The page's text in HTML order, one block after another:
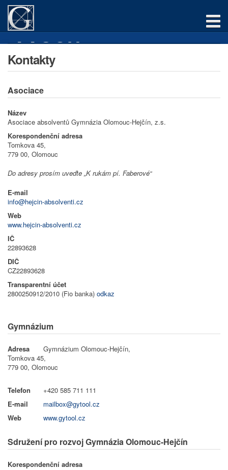
AAGOH
Akce
Jak se zapojit
Síť absolventů
Fórum
Newsletter
Chci se registrovat
Přihlásit se
Obchůdek
Kontakty
Asociace
Název
Asociace absolventů Gymnázia Olomouc-Hejčín, z.s.
Korespondenční adresa
Tomkova 45,
779 00, Olomouc
Do adresy prosím uveďte „K rukám pí. Faberové“
E-mail
info@hejcin-absolventi.cz
Web
www.hejcin-absolventi.cz
IČ
22893628
DIČ
CZ22893628
Transparentní účet
2800250912/2010 (Fio banka) odkaz
Gymnázium
Adresa
Gymnázium Olomouc-Hejčín,
Tomkova 45,
779 00, Olomouc
Telefon
+420 585 711 111
E-mail
mailbox@gytool.cz
Web
www.gytool.cz
Sdružení pro rozvoj Gymnázia Olomouc-Hejčín
Korespondenční adresa